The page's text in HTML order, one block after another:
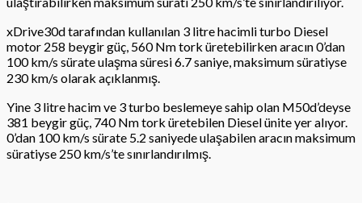
xDrive30d tarafından kullanılan 3 litre hacimli turbo Diesel
motor 258 beygir güç, 560 Nm tork üretebilirken aracın 0’dan
100 km/s sürate ulaşma süresi 6.7 saniye, maksimum süratiyse
230 km/s olarak açıklanmış.
Yine 3 litre hacim ve 3 turbo beslemeye sahip olan M50d’deyse
381 beygir güç, 740 Nm tork üretebilen Diesel ünite yer alıyor.
0’dan 100 km/s sürate 5.2 saniyede ulaşabilen aracın maksimum
süratiyse 250 km/s’te sınırlandırılmış.